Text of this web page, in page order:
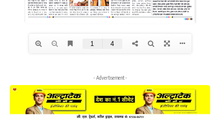
- Advertisement -